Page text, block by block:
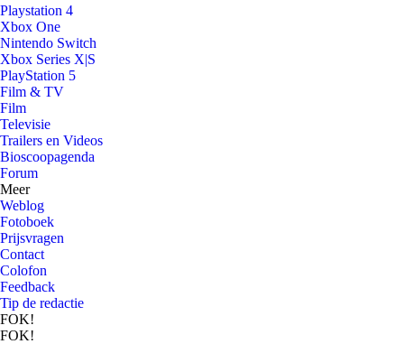
Playstation 4
Xbox One
Nintendo Switch
Xbox Series X|S
PlayStation 5
Film & TV
Film
Televisie
Trailers en Videos
Bioscoopagenda
Forum
Meer
Weblog
Fotoboek
Prijsvragen
Contact
Colofon
Feedback
Tip de redactie
FOK!
FOK!